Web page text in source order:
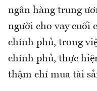
ngân hàng trung
người cho vay cuối
chính phủ, trong
chính phủ, thực
thậm chí mua tài